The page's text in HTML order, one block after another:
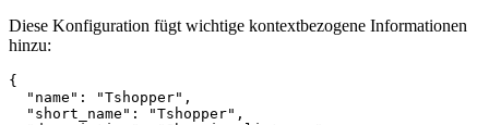
Diese Konfiguration fügt wichtige kontextbezogene Informationen
hinzu:
{
  "name": "Tshopper",
  "short_name": "Tshopper",